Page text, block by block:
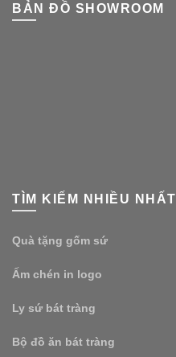
BẢN ĐỒ SHOWROOM
TÌM KIẾM NHIỀU NHẤT
Quà tặng gốm sứ
Ấm chén in logo
Ly sứ bát tràng
Bộ đồ ăn bát tràng